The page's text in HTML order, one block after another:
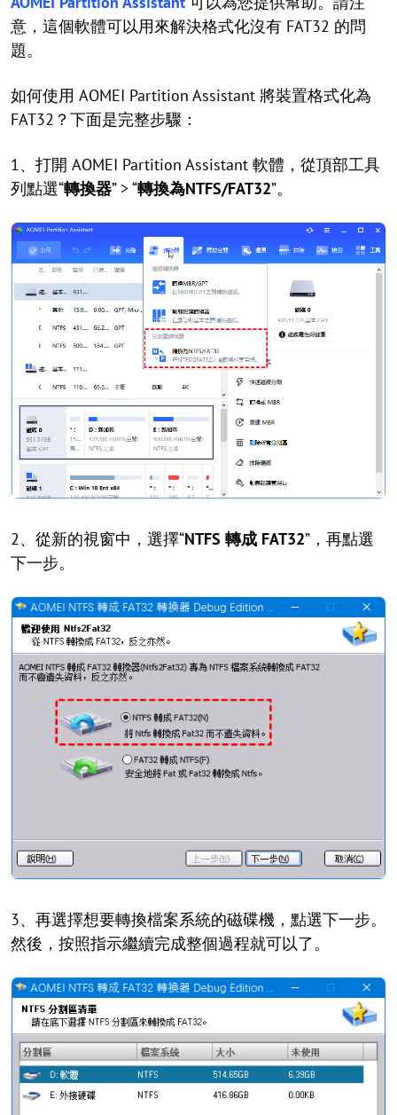
意，這個軟體可以用來解決格式化沒有 FAT32 的問
題。
如何使用 AOMEI Partition Assistant 將裝置格式化為
FAT32？下面是完整步驟：
1、打開 AOMEI Partition Assistant 軟體，從頂部工具
列點選“轉換器” > “轉換為NTFS/FAT32”。
2、從新的視窗中，選擇“NTFS 轉成 FAT32”，再點選
下一步。
3、再選擇想要轉換檔案系統的磁碟機，點選下一步。
然後，按照指示繼續完成整個過程就可以了。